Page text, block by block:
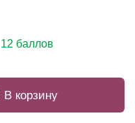
12 баллов
В корзину